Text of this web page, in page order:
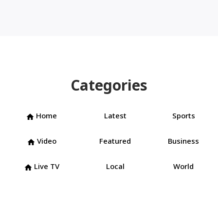
Categories
home Home Latest Sports
home Video Featured Business
home Live TV Local World